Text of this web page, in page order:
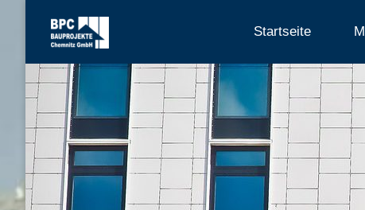
to
content
Startseite